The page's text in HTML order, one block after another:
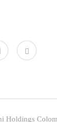
Holdings